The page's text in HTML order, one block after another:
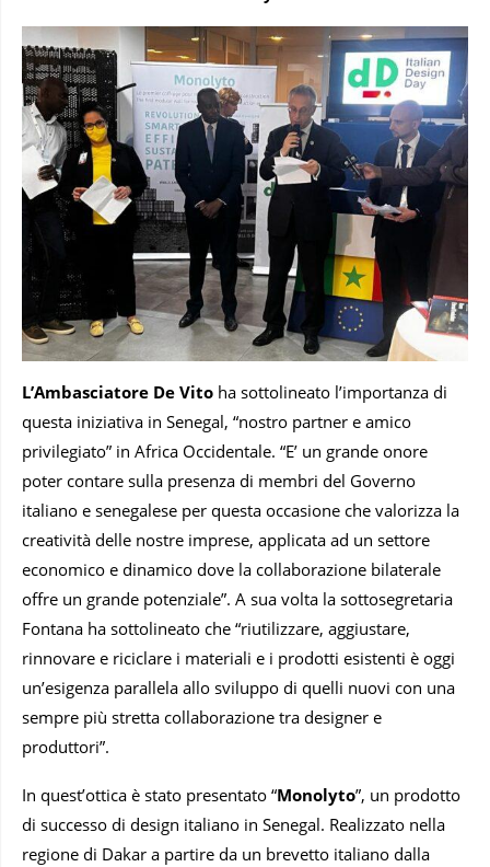
L’Ambasciatore De Vito ha sottolineato l’importanza di
questa iniziativa in Senegal, “nostro partner e amico
privilegiato” in Africa Occidentale. “E’ un grande onore
poter contare sulla presenza di membri del Governo
italiano e senegalese per questa occasione che valorizza la
creatività delle nostre imprese, applicata ad un settore
economico e dinamico dove la collaborazione bilaterale
offre un grande potenziale”. A sua volta la sottosegretaria
Fontana ha sottolineato che “riutilizzare, aggiustare,
rinnovare e riciclare i materiali e i prodotti esistenti è oggi
un’esigenza parallela allo sviluppo di quelli nuovi con una
sempre più stretta collaborazione tra designer e
produttori”.
In quest’ottica è stato presentato “Monolyto”, un prodotto
di successo di design italiano in Senegal. Realizzato nella
regione di Dakar a partire da un brevetto italiano dalla